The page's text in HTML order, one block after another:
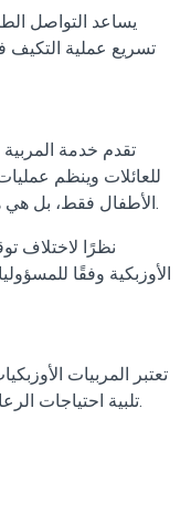
يساعد التواصل
تسريع عملية التكيف
تقدم خدمة المربية
للعائلات وينظم
الأطفال فقط، بل هي هيكل مرن يتشكل وفقًا لاحتياجات الأسرة.
نظرًا لاختلاف
الأوزبكية وفقًا
تعتبر المربيات
تلبية احتياجات الرعاية اليومية للرضع والأطفال بشكل منتظم.